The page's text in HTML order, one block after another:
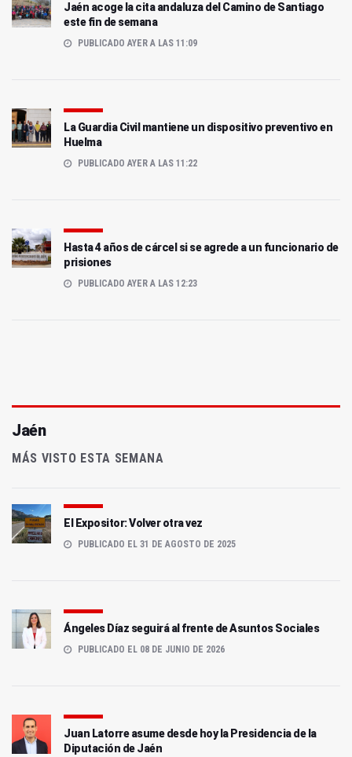
Jaén acoge la cita andaluza del Camino de Santiago
este fin de semana
PUBLICADO AYER A LAS 11:09
La Guardia Civil mantiene un dispositivo preventivo en
Huelma
PUBLICADO AYER A LAS 11:22
Hasta 4 años de cárcel si se agrede a un funcionario de
prisiones
PUBLICADO AYER A LAS 12:23
Jaén
MÁS VISTO ESTA SEMANA
El Expositor: Volver otra vez
PUBLICADO EL 31 DE AGOSTO DE 2025
Ángeles Díaz seguirá al frente de Asuntos Sociales
PUBLICADO EL 08 DE JUNIO DE 2026
Juan Latorre asume desde hoy la Presidencia de la
Diputación de Jaén